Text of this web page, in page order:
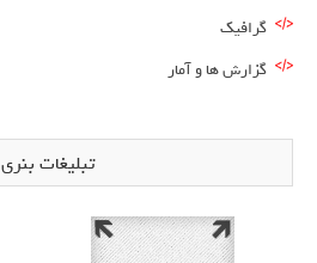
گرافیک
گزارش ها و آمار
تبلیغات بنری